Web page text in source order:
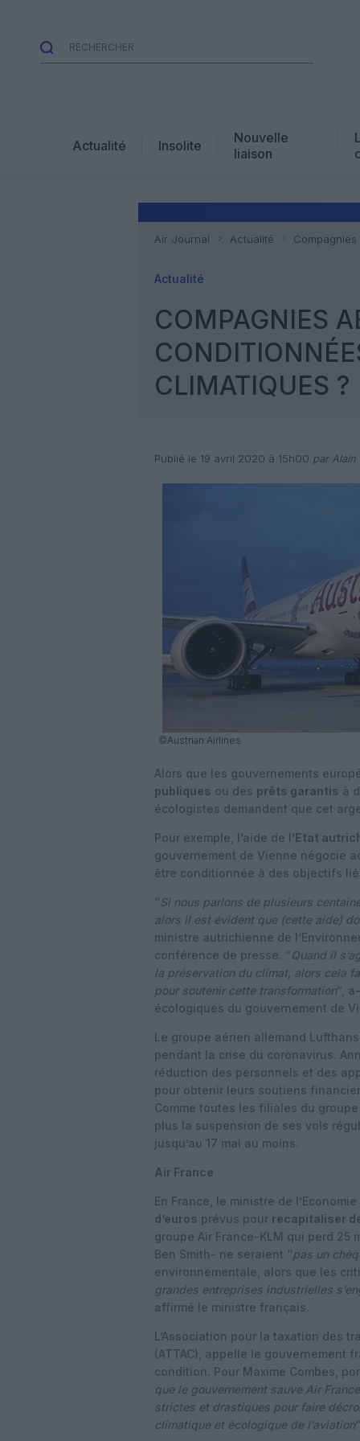
Actualité Insolite
Nouvelle
liaison
Air Journal Actualité
Actualité
COMPAGNIES
CLIMATIQUES ?
Publié le 19 avril 2020 à 15h00 par Alain
©Austrian Airlines
Alors que les gouvernements
publiques ou des prêts garantis à
écologistes demandent que cet
Pour exemple, l’aide de l’Etat
gouvernement de Vienne négocie
être conditionnée à des objectifs
“Si nous parlons de plusieurs
alors il est évident que (cette aide)
ministre autrichienne de
conférence de presse. “Quand il
la préservation du climat, alors cela
pour soutenir cette transformation“,
écologiques du gouvernement de
Le groupe aérien allemand
pendant la crise du coronavirus.
réduction des personnels et des
pour obtenir leurs soutiens
Comme toutes les filiales du
plus la suspension de ses vols
jusqu’au 17 mai au moins.
Air France
En France, le ministre de
d’euros prévus pour recapitaliser
groupe Air France-KLM qui perd 25
Ben Smith- ne seraient “pas un
environnementale, alors que les
grandes entreprises industrielles
affirmé le ministre français.
L’Association pour la taxation des
(ATTAC), appelle le gouvernement
condition. Pour Maxime Combes,
que le gouvernement sauve Air
strictes et drastiques pour faire
climatique et écologique de l’aviation